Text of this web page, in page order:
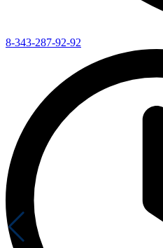
8-343-287-92-92